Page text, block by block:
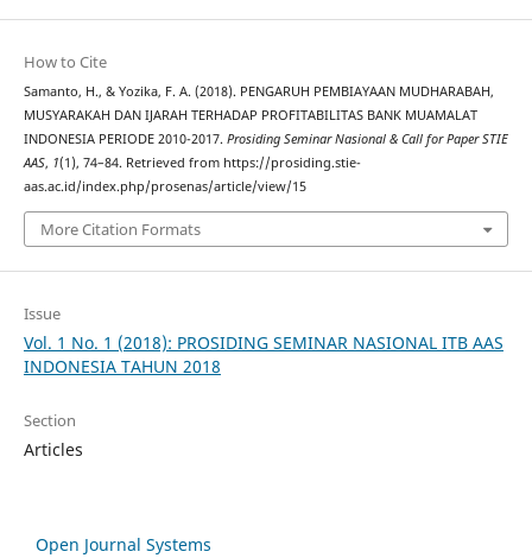
How to Cite
Samanto, H., & Yozika, F. A. (2018). PENGARUH PEMBIAYAAN MUDHARABAH,
MUSYARAKAH DAN IJARAH TERHADAP PROFITABILITAS BANK MUAMALAT
INDONESIA PERIODE 2010-2017. Prosiding Seminar Nasional & Call for Paper STIE
AAS, 1(1), 74–84. Retrieved from https://prosiding.stie-
aas.ac.id/index.php/prosenas/article/view/15
More Citation Formats
Issue
Vol. 1 No. 1 (2018): PROSIDING SEMINAR NASIONAL ITB AAS
INDONESIA TAHUN 2018
Section
Articles
Open Journal Systems